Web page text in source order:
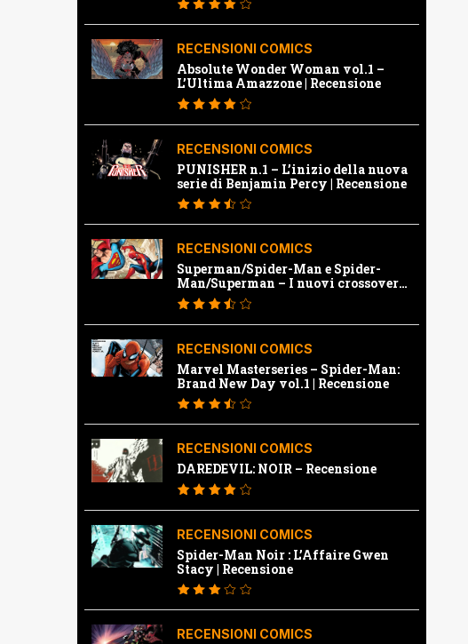
RECENSIONI COMICS
Absolute Wonder Woman vol.1 –
L’Ultima Amazzone | Recensione
RECENSIONI COMICS
PUNISHER n.1 – L’inizio della nuova
serie di Benjamin Percy | Recensione
RECENSIONI COMICS
Superman/Spider-Man e Spider-
Man/Superman – I nuovi crossover
Marvel e Dc | Recensione
RECENSIONI COMICS
Marvel Masterseries – Spider-Man:
Brand New Day vol.1 | Recensione
RECENSIONI COMICS
DAREDEVIL: NOIR – Recensione
RECENSIONI COMICS
Spider-Man Noir : L’Affaire Gwen
Stacy | Recensione
RECENSIONI COMICS